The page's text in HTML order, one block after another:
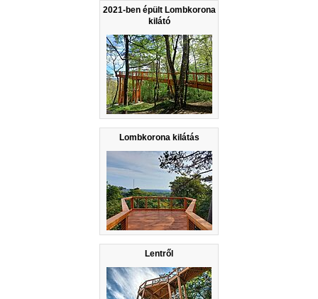
2021-ben épült Lombkorona
kilátó
Lombkorona kilátás
Lentről